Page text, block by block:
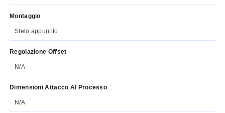
Montaggio
Stelo appuntito
Regolazione Offset
N/A
Dimensioni Attacco Al Processo
N/A